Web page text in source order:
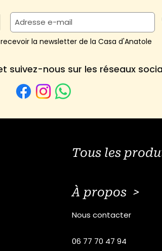
la newsletter de la Casa d'Anatole
suivez-nous sur les réseaux
Tous les
À propos >
Nous contacter
06 77 70 47 94